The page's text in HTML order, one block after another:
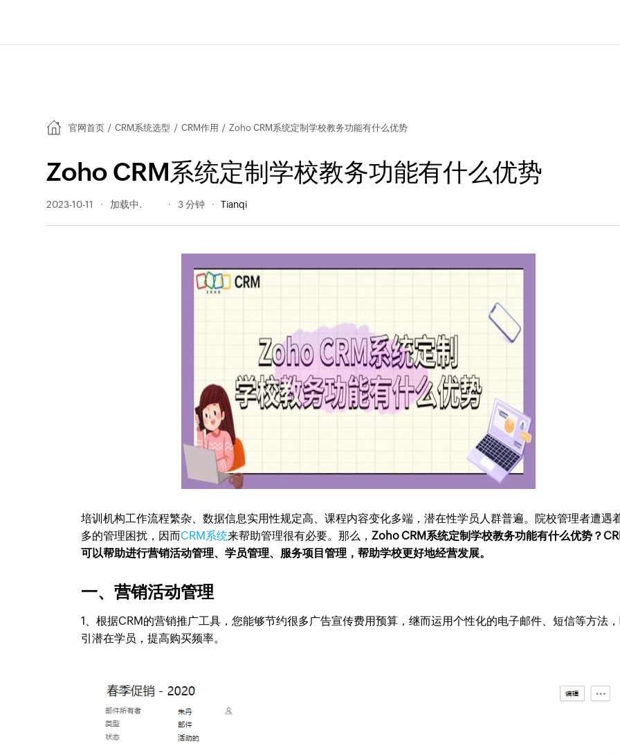
官网首页 / CRM系统选型 / CRM作用 / Zoho CRM系统定制学校教务功能有什么优势
Zoho CRM系统定制学校教务功能有什么优势
2023-10-11 1447 阅读量 3 分钟 Tianqi
培训机构工作流程繁杂、数据信息实用性规定高、课程内容变化多端，潜在性学员人群普遍。院校管理者遭遇
多的管理困扰，因而CRM系统来帮助管理很有必要。那么，Zoho CRM系统定制学校教务功能有什么优势？
可以帮助进行营销活动管理、学员管理、服务项目管理，帮助学校更好地经营发展。
一、营销活动管理
1、根据CRM的营销推广工具，您能够节约很多广告宣传费用预算，继而运用个性化的电子邮件、短信等方法
引潜在学员，提高购买频率。